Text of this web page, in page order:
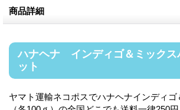
商品詳細
ハナヘナ インディゴ＆ミックス
ット
ヤマト運輸ネコポスでハナヘナインディ